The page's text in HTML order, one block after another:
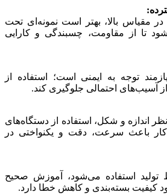
مقیاس بالا، بهتر است نمونه‌ای تحت
تا از مقاومت، چسبندگی و کارایی
توجه به ایمنی است؛ استفاده از
آسیب‌های احتمالی جلوگیری کند.
اندازه و شکل، استفاده از دستگاه‌های
باعث سرعت، دقت و یکنواختی در
استفاده می‌شود، آموزش صحیح
کیفیت بسته‌بندی و کاهش خطا دارد.